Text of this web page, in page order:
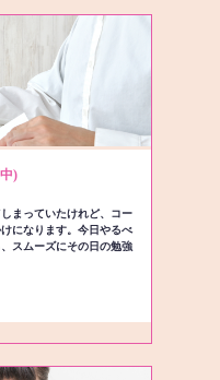
)
まっていたけれど、コー
になります。今日やるべ
スムーズにその日の勉強